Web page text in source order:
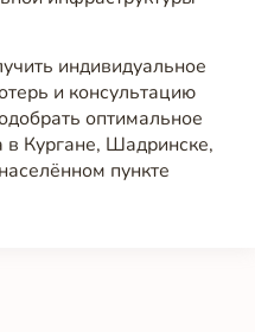
индивидуальное
и консультацию
оптимальное
Кургане, Шадринске,
пункте